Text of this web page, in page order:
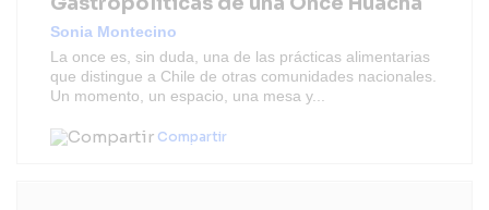
Sonia Montecino
La once es, sin duda, una de las prácticas alimentarias
que distingue a Chile de otras comunidades nacionales.
Un momento, un espacio, una mesa y...
Compartir